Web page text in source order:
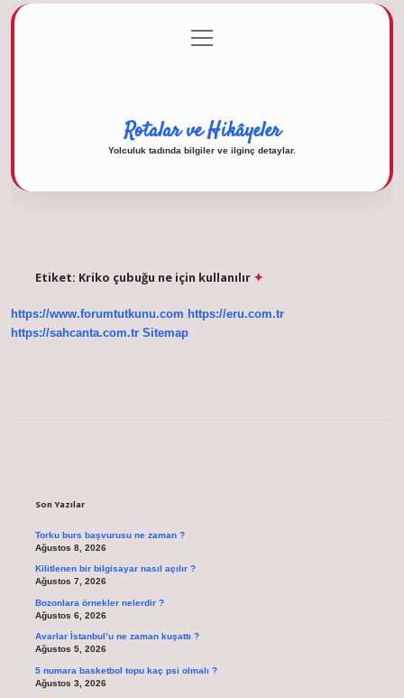
Gizlilik Politikası
menüyü
aç
Rotalar ve Hikâyeler
Yolculuk tadında bilgiler ve ilginç detaylar.
Etiket: Kriko çubuğu ne için kullanılır
https://www.forumtutkunu.com https://eru.com.tr
https://sahcanta.com.tr Sitemap
Son Yazılar
Torku burs başvurusu ne zaman ?
Ağustos 8, 2026
Kilitlenen bir bilgisayar nasıl açılır ?
Ağustos 7, 2026
Bozonlara örnekler nelerdir ?
Ağustos 6, 2026
Avarlar İstanbul’u ne zaman kuşattı ?
Ağustos 5, 2026
5 numara basketbol topu kaç psi olmalı ?
Ağustos 3, 2026